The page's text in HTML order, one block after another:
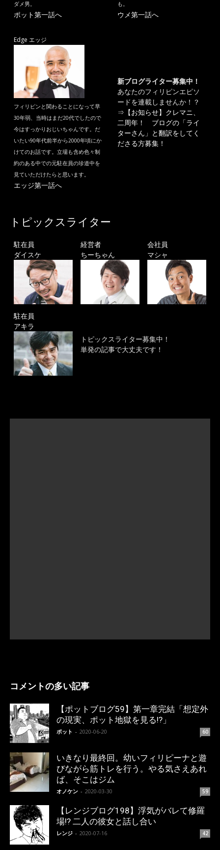
ダメ男。
ポット第一話へ
も。
ウメ第一話へ
Edge エッジ
フィリピンと関わることになって早
30年弱、当時はまだ20代でしたので
今はすっかりおじいちゃんです。だ
いたい90年代前半から2000年頃にか
けてのお話です。立場も含め色々制
約のある中での元駐在員の珍道中を
見ていただけたらと思います。
エッジ第一話へ
新ブログライター募集中！
あなたのフィリピンエピソ
ードを連載しませんか！？
⇒ 【お知らせ】クレマニ、
二周年！ ブログの「ライ
ターさん」と翻訳をしてく
ださる方募集！
トピックスライター
駐在員
ダイスケ
経営者
ちーちゃん
会社員
マシャ
駐在員
アキラ
トピックスライター募集中！
単発の記事で大丈夫です！
コメントの多い記事
【ポットブログ59】第一章完結「想定外
の現実、ポット地獄を見る!?」
ポット - 2020-06-20 60
いきなり最終回。幼いフィリピーナと遊
びながら筋トレを行う。やる気さえあれ
ば、そこはジム
オノケン - 2020-03-30 59
【レンジブログ198】浮気がバレて修羅
場!? 二人の彼女と話し合い
レンジ - 2020-07-16 42